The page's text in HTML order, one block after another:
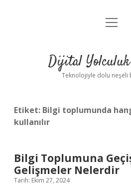
Anasayfa
Yasal
menüyü
Dijital
Teknolojiyle dolu neşeli
Etiket: Bilgi toplumunda
kullanılır
Bilgi Toplumuna
Gelişmeler Nelerdir
Tarih: Ekim 27, 2024